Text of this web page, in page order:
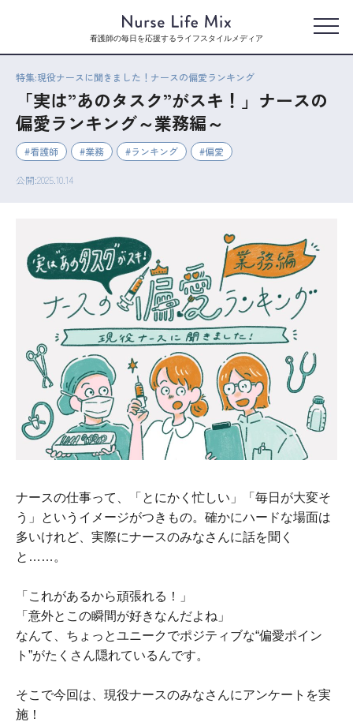
看護師の毎日を応援するライフスタイルメディア
特集:現役ナースに聞きました！ナースの偏愛ランキング
「実は”あのタスク”がスキ！」ナースの
偏愛ランキング～業務編～
看護師 業務 ランキング 偏愛
公開:2025.10.14
ナースの仕事って、「とにかく忙しい」「毎日が大変そ
う」というイメージがつきもの。確かにハードな場面は
多いけれど、実際にナースのみなさんに話を聞く
と……。
「これがあるから頑張れる！」
「意外とこの瞬間が好きなんだよね」
なんて、ちょっとユニークでポジティブな“偏愛ポイン
ト”がたくさん隠れているんです。
そこで今回は、現役ナースのみなさんにアンケートを実
施！